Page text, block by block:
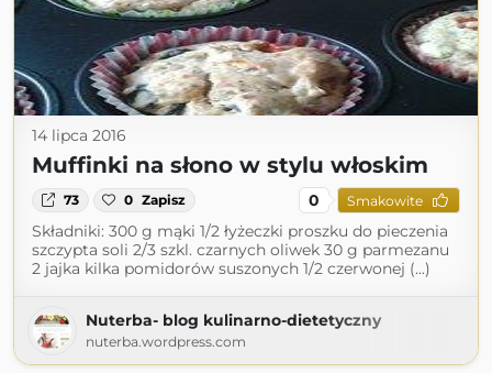
14 lipca 2016
Muffinki na słono w stylu włoskim
73 0 Zapisz 0 Smakowite
Składniki: 300 g mąki 1/2 łyżeczki proszku do pieczenia
szczypta soli 2/3 szkl. czarnych oliwek 30 g parmezanu
2 jajka kilka pomidorów suszonych 1/2 czerwonej (...)
Nuterba- blog kulinarno-dietetyczny
nuterba.wordpress.com